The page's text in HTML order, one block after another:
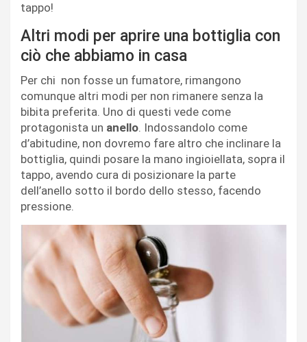
tappo!
Altri modi per aprire una bottiglia con
ciò che abbiamo in casa
Per chi non fosse un fumatore, rimangono
comunque altri modi per non rimanere senza la
bibita preferita. Uno di questi vede come
protagonista un anello. Indossandolo come
d’abitudine, non dovremo fare altro che inclinare la
bottiglia, quindi posare la mano ingioiellata, sopra il
tappo, avendo cura di posizionare la parte
dell’anello sotto il bordo dello stesso, facendo
pressione.